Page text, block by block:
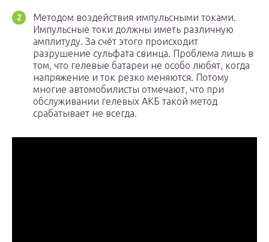
Методом воздействия импульсными токами.
Импульсные токи должны иметь различную
амплитуду. За счёт этого происходит
разрушение сульфата свинца. Проблема лишь в
том, что гелевые батареи не особо любят, когда
напряжение и ток резко меняются. Потому
многие автомобилисты отмечают, что при
обслуживании гелевых АКБ такой метод
срабатывает не всегда.